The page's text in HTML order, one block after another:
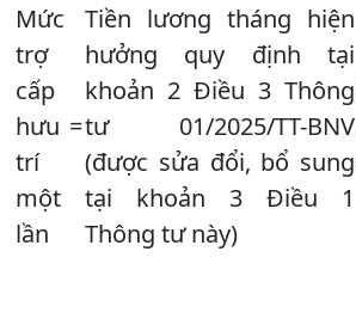
Mức
trợ
cấp
hưu
trí
một
lần
=
Tiền lương tháng hiện
hưởng quy định tại
khoản 2 Điều 3 Thông
tư 01/2025/TT-BNV
(được sửa đổi, bổ sung
tại khoản 3 Điều 1
Thông tư này)